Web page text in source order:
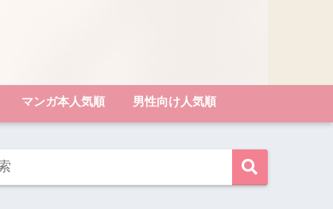
マンガ本人気順 男性向け人気順